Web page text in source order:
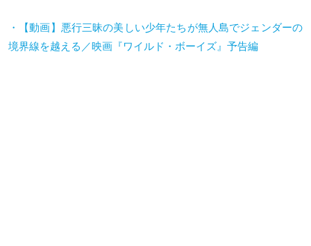
・【動画】悪行三昧の美しい少年たちが無人島でジェンダーの
境界線を越える／映画『ワイルド・ボーイズ』予告編